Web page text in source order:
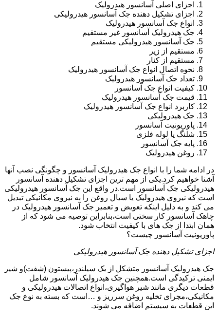
اجزای اصلی آسانسور هیدرولیک
اجزای تشکیل دهنده جک آسانسور هیدرولیکی
انواع جک آسانسور هیدرولیک
جک هیدرولیک آسانسور غیر مستقیم
جک آسانسور هیدرولیکی مستقیم
مستقیم از زیر
مستقیم از کنار
نحوه اتصال انواع جک آسانسور هیدرولیک
تعداد جک آسانسور هیدرولیک
کیفیت انواع جک آسانسور
قیمت جک آسانسور هیدرولیک
کاربرد انواع جک آسانسور هیدرولیک
جک هیدرولیکی
پاوریونیت آسانسور
شلنگ یا لوله فلزی
پایه جک آسانسور
روغن هیدرولیک
در ادامه شما را با انواع جک هیدرولیک آسانسور و چگونگی نصب آنها
آشنا خواهیم کرد.یکی از مهم ترین اجزای تشکیل دهنده آسانسور
هیدرولیکی جک آسانسور است.در واقع این جک آسانسور هیدرولیکی
است که نیروی هیدرولیک یا سیال روغن را به نیروی مکانیکی تبدیل
می کند و به دلیل اینکه تعویض و تعمیر جک آسانسور هیدرولیک در
چاهک آسانسور کار سختی است،بنابراین توصیه می شود که از
همان ابتدا از جک های با کیفیت انتخاب شود.
پاوریونیت آسانسور چیست؟
اجزای تشکیل دهنده جک آسانسور هیدرولیکی
جک هیدرولیک آسانسور متشکل از یک سیلندر،پیستون (شفت)و شیر
ایمنی ترکیدگی است.همچنین جک هیدرولیک آسانسور شامل
قطعات دیگری مانند شیر هواگیری،انواع اتصالات هیدرولیکی و
مکانیکی،مجرای تخلیه روغن سرریز و …است که بسته به نوع جک
این قطعات به سیستم اضافه می شوند.